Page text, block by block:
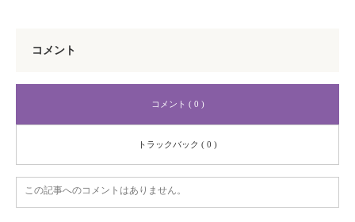
コメント
コメント ( 0 )
トラックバック ( 0 )
この記事へのコメントはありません。